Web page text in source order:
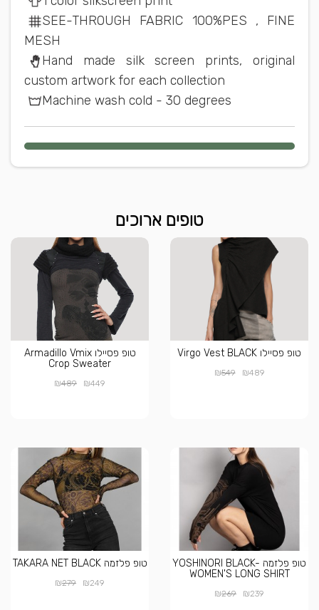
SEE-THROUGH FABRIC 100%PES , FINE
MESH
Hand made silk screen prints, original
custom artwork for each collection
Machine wash cold - 30 degrees
טופים ארוכים
טופ פסיילו Virgo Vest BLACK
₪489
₪549
טופ פסיילו Armadillo Vmix
Crop Sweater
₪449
₪489
טופ פלזמה YOSHINORI BLACK-
WOMEN'S LONG SHIRT
₪239
₪269
טופ פלזמה TAKARA NET BLACK
₪249
₪279